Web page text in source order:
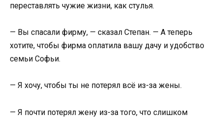
переставлять чужие жизни, как стулья.
— Вы спасали фирму, — сказал Степан. — А теперь
хотите, чтобы фирма оплатила вашу дачу и удобство
семьи Софьи.
— Я хочу, чтобы ты не потерял всё из-за жены.
— Я почти потерял жену из-за того, что слишком